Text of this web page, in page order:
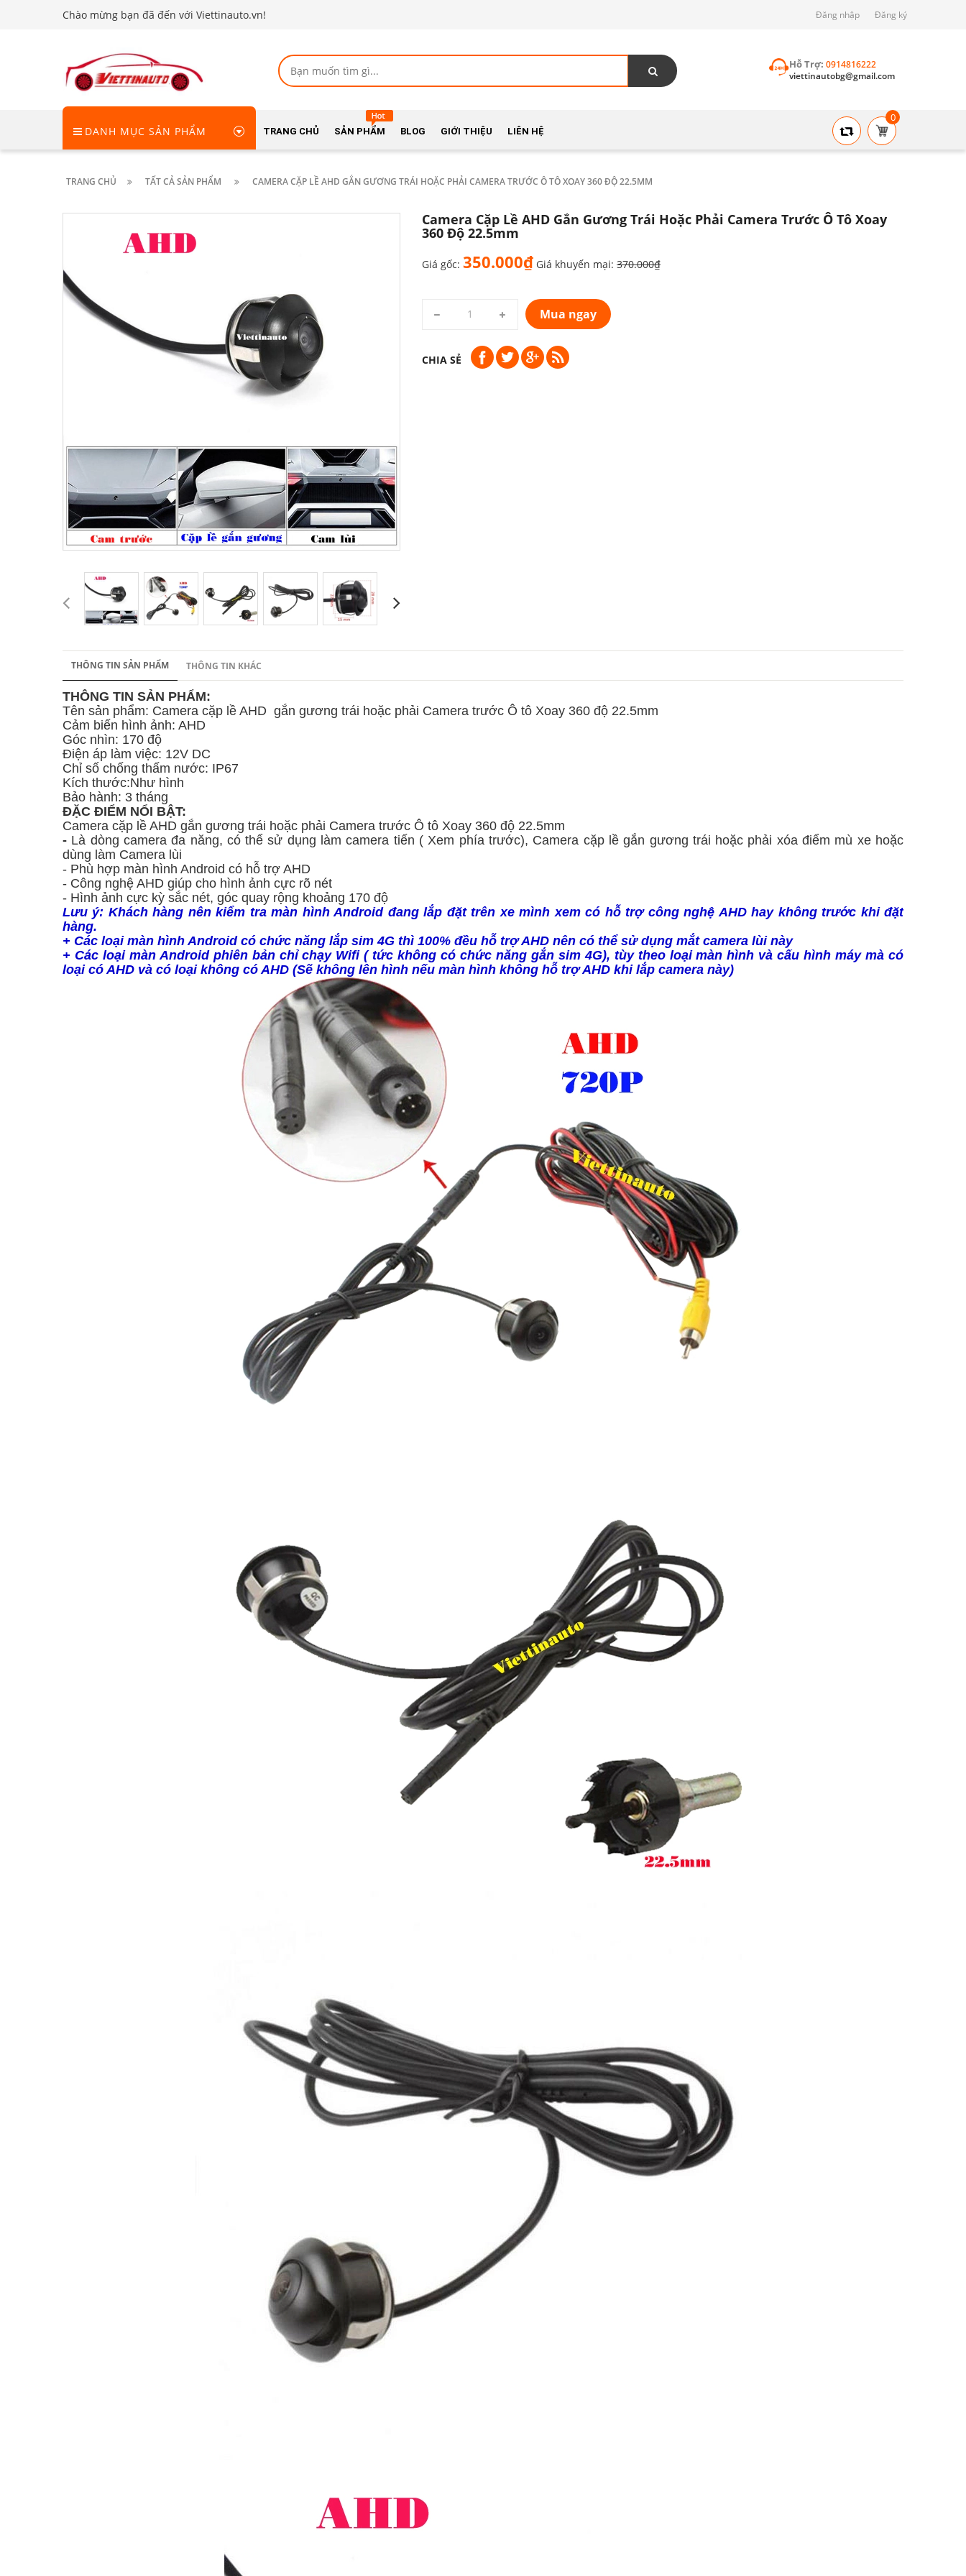
Chào mừng bạn đã đến với Viettinauto.vn! Đăng nhập Đăng ký
Hỗ Trợ:0914816222
viettinautobg@gmail.com
DANH MỤC SẢN PHẨM TRANG CHỦ SẢN PHẨM BLOG GIỚI THIỆU LIÊN HỆ
0
TRANG CHỦ TẤT CẢ SẢN PHẨM CAMERA CẶP LỀ AHD GẮN GƯƠNG TRÁI HOẶC PHẢI CAMERA TRƯỚC Ô TÔ XOAY 360 ĐỘ 22.5MM
Camera Cặp Lề AHD Gắn Gương Trái Hoặc Phải Camera Trước Ô Tô Xoay
360 Độ 22.5mm
Giá gốc: 350.000₫ Giá khuyến mại: 370.000₫
Mua ngay
CHIA SẺ
THÔNG TIN SẢN PHẨM THÔNG TIN KHÁC
THÔNG TIN SẢN PHẨM:
Tên sản phẩm: Camera cặp lề AHD gắn gương trái hoặc phải Camera trước Ô tô Xoay 360 độ 22.5mm
Cảm biến hình ảnh: AHD
Góc nhìn: 170 độ
Điện áp làm việc: 12V DC
Chỉ số chống thấm nước: IP67
Kích thước:Như hình
Bảo hành: 3 tháng
ĐẶC ĐIỂM NỔI BẬT:
Camera cặp lề AHD gắn gương trái hoặc phải Camera trước Ô tô Xoay 360 độ 22.5mm
- Là dòng camera đa năng, có thể sử dụng làm camera tiến ( Xem phía trước), Camera cặp lề gắn gương trái hoặc phải xóa điểm mù xe hoặc
dùng làm Camera lùi
- Phù hợp màn hình Android có hỗ trợ AHD
- Công nghệ AHD giúp cho hình ảnh cực rõ nét
- Hình ảnh cực kỳ sắc nét, góc quay rộng khoảng 170 độ
Lưu ý: Khách hàng nên kiểm tra màn hình Android đang lắp đặt trên xe mình xem có hỗ trợ công nghệ AHD hay không trước khi đặt
hàng.
+ Các loại màn hình Android có chức năng lắp sim 4G thì 100% đều hỗ trợ AHD nên có thể sử dụng mắt camera lùi này
+ Các loại màn Android phiên bản chỉ chạy Wifi ( tức không có chức năng gắn sim 4G), tùy theo loại màn hình và cấu hình máy mà có
loại có AHD và có loại không có AHD (Sẽ không lên hình nếu màn hình không hỗ trợ AHD khi lắp camera này)